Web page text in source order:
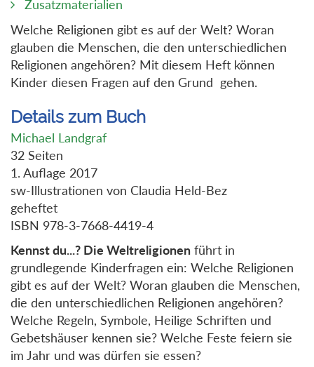
Zusatzmaterialien
Welche Religionen gibt es auf der Welt? Woran
glauben die Menschen, die den unterschiedlichen
Religionen angehören? Mit diesem Heft können
Kinder diesen Fragen auf den Grund gehen.
Details zum Buch
Michael Landgraf
32 Seiten
1. Auflage 2017
sw-Illustrationen von Claudia Held-Bez
geheftet
ISBN 978-3-7668-4419-4
Kennst du...? Die Weltreligionen führt in
grundlegende Kinderfragen ein: Welche Religionen
gibt es auf der Welt? Woran glauben die Menschen,
die den unterschiedlichen Religionen angehören?
Welche Regeln, Symbole, Heilige Schriften und
Gebetshäuser kennen sie? Welche Feste feiern sie
im Jahr und was dürfen sie essen?